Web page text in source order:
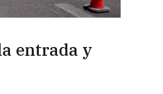
entrada y